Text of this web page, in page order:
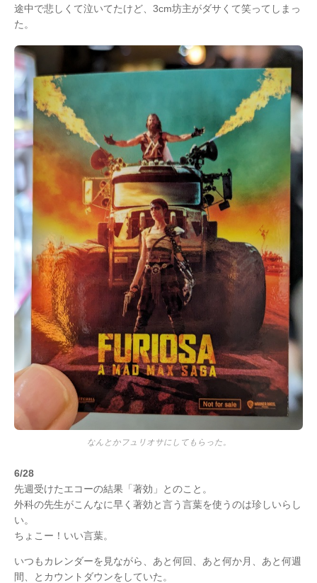
途中で悲しくて泣いてたけど、3cm坊主がダサくて笑ってしまっ
た。
なんとかフュリオサにしてもらった。
6/28
先週受けたエコーの結果「著効」とのこと。
外科の先生がこんなに早く著効と言う言葉を使うのは珍しいらし
い。
ちょこー！いい言葉。
いつもカレンダーを見ながら、あと何回、あと何か月、あと何週
間、とカウントダウンをしていた。